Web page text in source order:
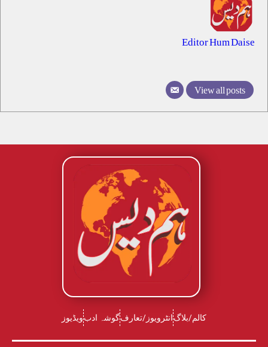
Editor Hum Daise
View all posts
کالم/بلاگانٹرویوز/تعارفگوشہ ادبویڈیوز